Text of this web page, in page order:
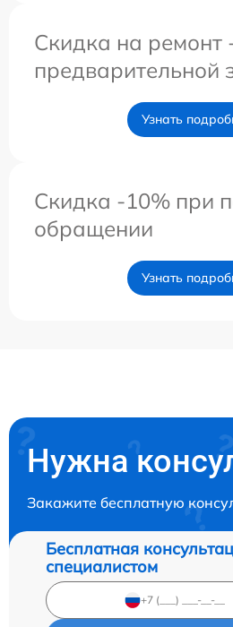
Скидка на ремонт
предварительной
Узнать
Скидка -10% при
обращении
Узнать
Нужна
Закажите бесплатную
Бесплатная
специалистом